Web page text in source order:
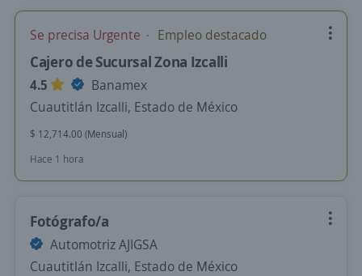
Se precisa Urgente Empleo destacado
Cajero de Sucursal Zona Izcalli
4.5
Banamex
Cuautitlán Izcalli, Estado de México
$ 12,714.00 (Mensual)
Hace 1 hora
Fotógrafo/a
Automotriz AJIGSA
Cuautitlán Izcalli, Estado de México